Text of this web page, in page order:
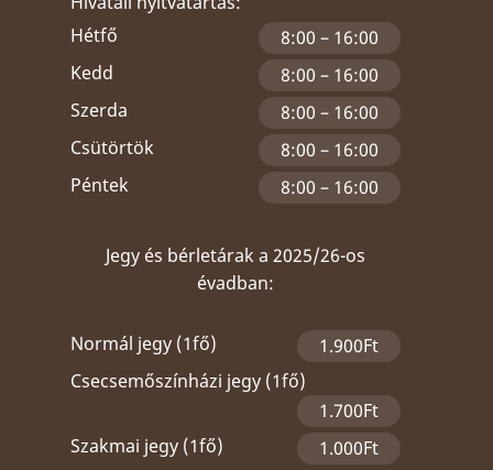
Hétfő
8:00 – 16:00
Kedd
8:00 – 16:00
Szerda
8:00 – 16:00
Csütörtök
8:00 – 16:00
Péntek
8:00 – 16:00
Jegy és bérletárak a 2025/26-os
évadban:
Normál jegy (1fő)
1.900Ft
Csecsemőszínházi jegy (1fő)
1.700Ft
Szakmai jegy (1fő)
1.000Ft